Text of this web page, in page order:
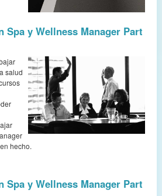
Spa y Wellness Manager Part
salud
hecho.
Spa y Wellness Manager Part